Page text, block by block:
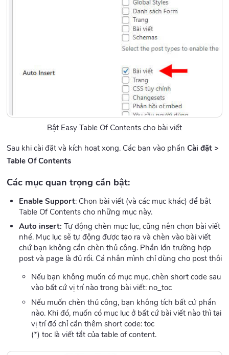
Bật Easy Table Of Contents cho bài viết
Sau khi cài đặt và kích hoạt xong. Các bạn vào phầnCài đặt >
Table Of Contents
Các mục quan trọng cần bật:
Enable Support: Chọn bài viết (và các mục khác) để bật
Table Of Contents cho những mục này.
Auto insert: Tự động chèn mục lục, cũng nên chọn bài viết
nhé. Mục lục sẽ tự động được tạo ra và chèn vào bài viết
chứ bạn không cần chèn thủ công. Phần lớn trường hợp
post và page là đủ rồi. Cá nhân mình chỉ dùng cho post thôi
Nếu bạn không muốn có mục mục, chèn short code sau
vào bất cứ vị trí nào trong bài viết: no_toc
Nếu muốn chèn thủ công, bạn không tích bất cứ phần
nào. Khi đó, muốn có mục lục ở bất cứ bài viết nào thì tại
vị trí đó chỉ cần thêm short code: toc
(*) toc là viết tắt của table of content.